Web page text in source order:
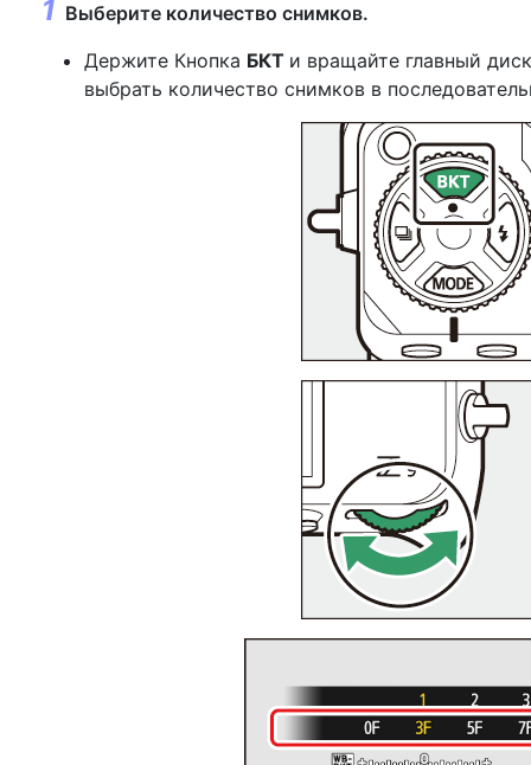
Выберите количество снимков.
Держите Кнопка БКТ и вращайте главный
выбрать количество снимков в